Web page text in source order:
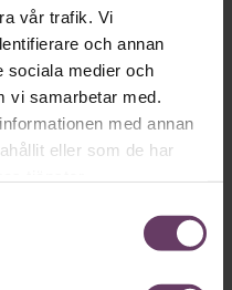
vår trafik. Vi
och annan
sociala medier och
vi samarbetar med.
med annan
eller som de har